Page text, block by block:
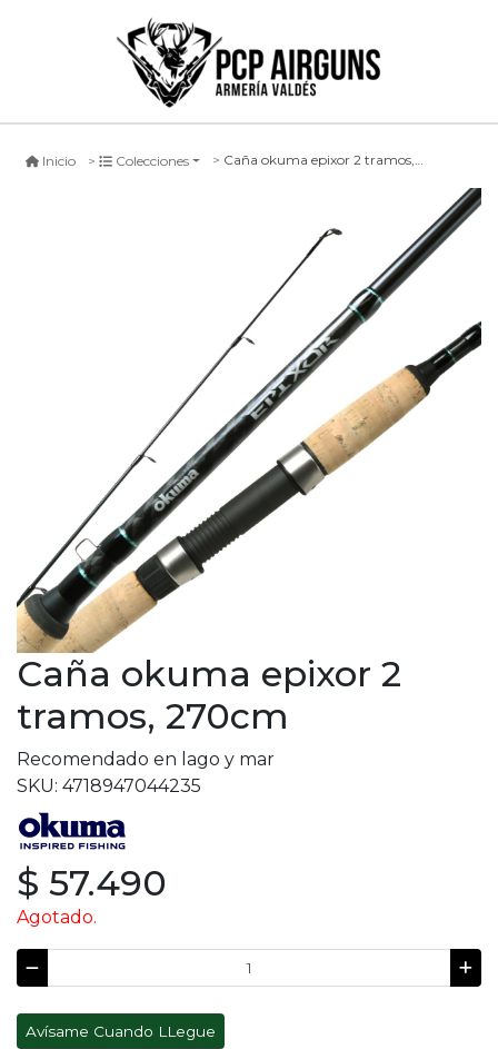
Inicio Colecciones Caña okuma epixor 2 tramos, 270cm
Caña okuma epixor 2
tramos, 270cm
Recomendado en lago y mar
SKU: 4718947044235
$ 57.490
Agotado.
Avísame Cuando LLegue